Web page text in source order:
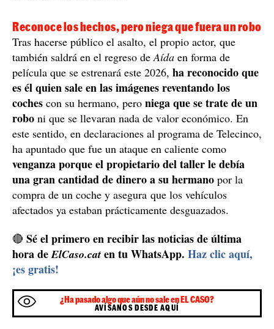
Reconoce los hechos, pero niega que fuera un robo
Tras hacerse público el asalto, el propio actor, que
también saldrá en el regreso deAída en forma de
película que se estrenará este 2026, ha reconocido que
es él quien sale en las imágenes reventando los
coches con su hermano, pero niega que se trate de un
robo ni que se llevaran nada de valor económico. En
este sentido, en declaraciones al programa de Telecinco,
ha apuntado que fue un ataque en caliente como
venganza porque el propietario del taller le debía
una gran cantidad de dinero a su hermano por la
compra de un coche y asegura que los vehículos
afectados ya estaban prácticamente desguazados.
🔴 Sé el primero en recibir las noticias de última
hora deElCaso.cat en tu WhatsApp. Haz clic aquí,
¡es gratis!
¿Ha pasado algo que aún no sale en EL CASO?
AVÍSANOS DESDE AQUÍ